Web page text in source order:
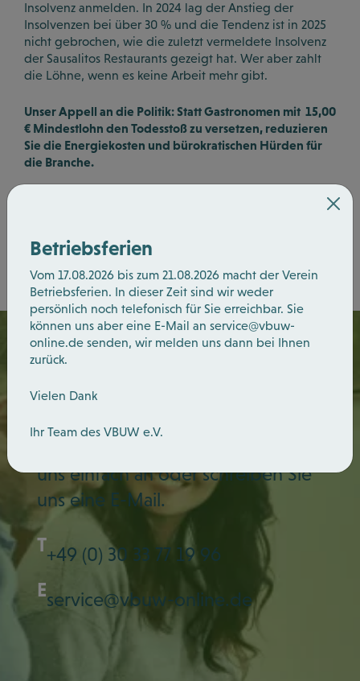
Insolvenz anmelden. In 2024 lag der Anstieg der
Insolvenzen bei über 30 % und die Tendenz ist in 2025
nicht gebrochen, wie die zuletzt vermeldete Insolvenz
der Sausalitos Restaurants gezeigt hat. Wer aber zahlt
die Löhne, wenn es keine Arbeit mehr gibt.
Unser Appell an die Politik: Statt Gastronomen mit 15,00
€ Mindestlohn den Todesstoß zu versetzen, reduzieren
Sie die Energiekosten und bürokratischen Hürden für
die Branche.
unseinfach an oder schreiben Sie
uns eine E-Mail.
T+49 (0) 30 33 77 19 96
Eservice@vbuw-online.de
Betriebsferien
Vom 17.08.2026 bis zum 21.08.2026 macht der Verein
Betriebsferien. In dieser Zeit sind wir weder
persönlich noch telefonisch für Sie erreichbar. Sie
können uns aber eine E-Mail an service@vbuw-
online.de senden, wir melden uns dann bei Ihnen
zurück.
Vielen Dank
Ihr Team des VBUW e.V.